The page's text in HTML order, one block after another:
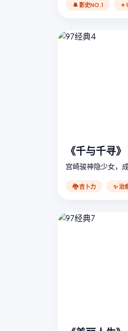
🔔 影史NO.1 ⭐
《千与千寻》
宫崎骏神隐少女，
🐉 吉卜力 ✨ 治